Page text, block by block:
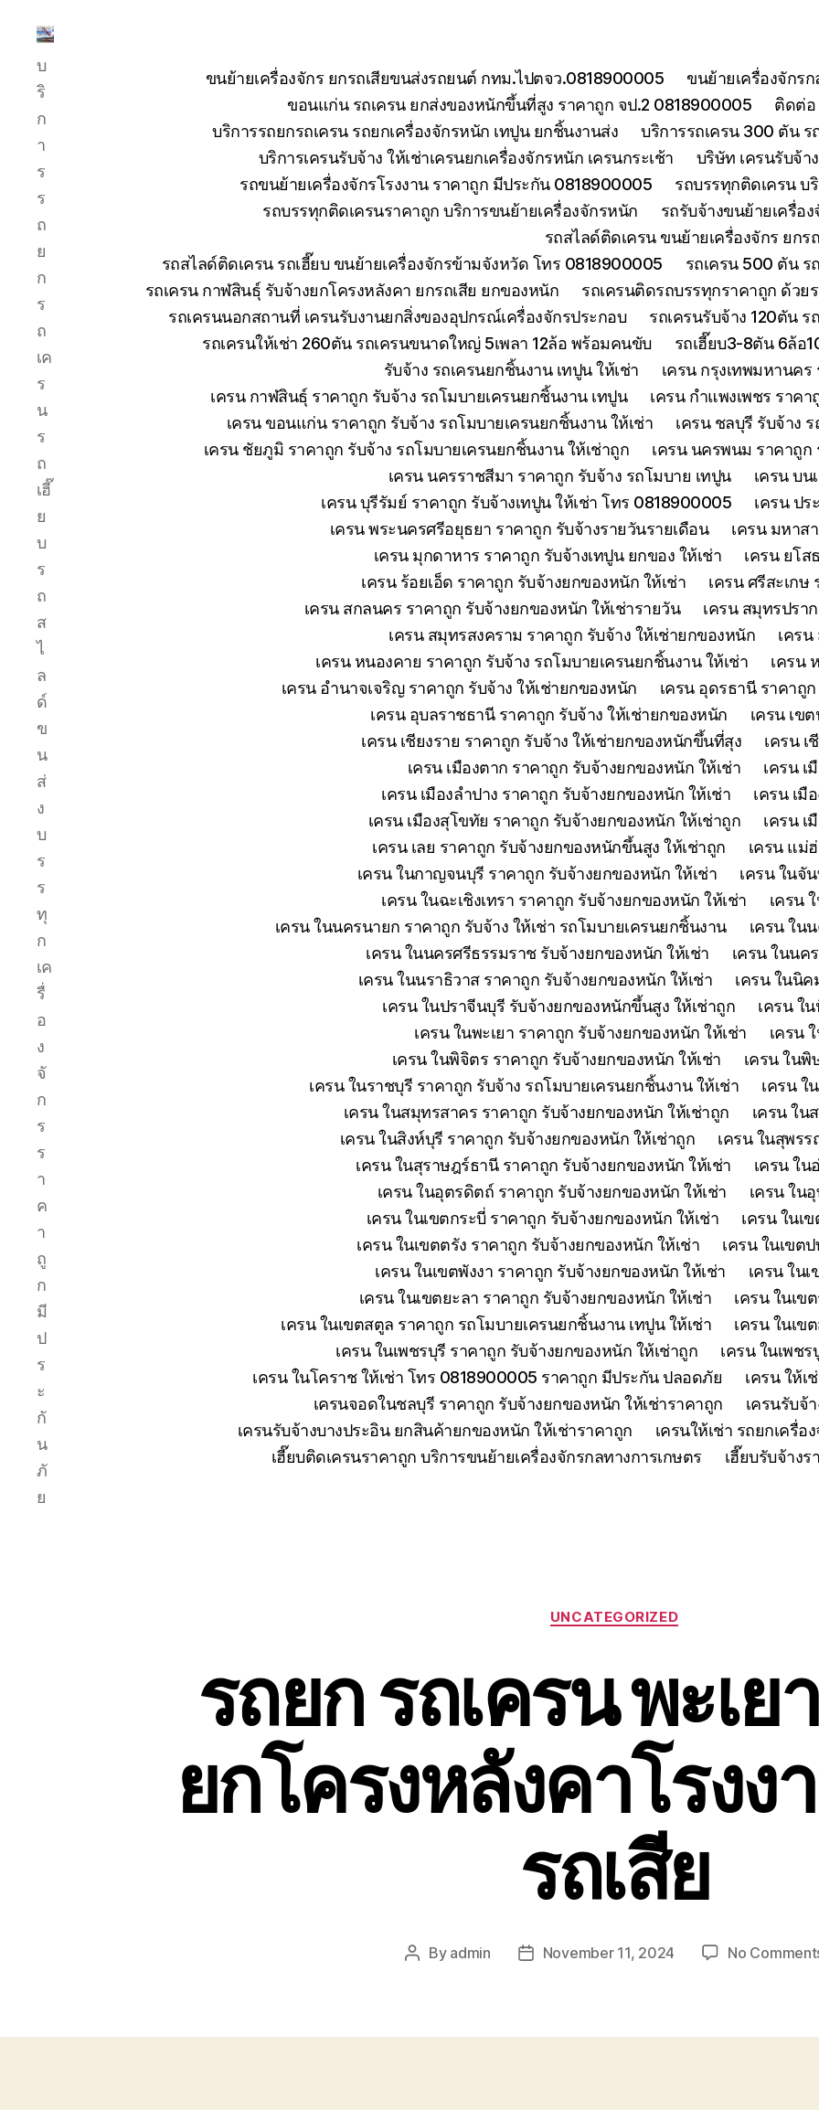
รถ
ยก
รถ
รถ
เฮี๊ยบ
รถ
ขนส่ง
เครื่องจักร
โทร
บ
ริ
ก
า
ร
ร
ถ
ย
ก
ร
ถ
เค
ร
น
ร
ถ
เฮี๊
ย
บ
ร
ถ
ส
ไ
ล
ด์
ข
น
ส่
ง
บ
ร
ร
ทุ
ก
เค
รื่
อ
ง
จั
ก
ร
ร
า
ค
า
ถู
ก
มี
ป
ร
ะ
กั
น
ภั
ย
ขนย้ายเครื่องจักร ยกรถเสียขนส่งรถยนต์ กทม.ไปตจว.0818900005
ขนย้ายเครื่องจักร
ขอนแก่น รถเครน ยกส่งของหนักขึ้นที่สูง ราคาถูก จป.2 0818900005
ติดต่อ
บริการรถยกรถเครน รถยกเครื่องจักรหนัก เทปูน ยกชิ้นงานส่ง
บริการรถเครน 300 ตัน ร
บริการเครนรับจ้าง ให้เช่าเครนยกเครื่องจักรหนัก เครนกระเช้า
บริษัท เครนรับจ้า
รถขนย้ายเครื่องจักรโรงงาน ราคาถูก มีประกัน 0818900005
รถบรรทุกติดเครน บ
รถบรรทุกติดเครนราคาถูก บริการขนย้ายเครื่องจักรหนัก
รถรับจ้างขนย้ายเครื่อ
รถสไลด์ติดเครน ขนย้ายเครื่องจักร ยก
รถสไลด์ติดเครน รถเฮี๊ยบ ขนย้ายเครื่องจักรข้ามจังหวัด โทร 0818900005
รถเครน 500 ตัน ร
รถเครน กาฬสินธุ์ รับจ้างยกโครงหลังคา ยกรถเสีย ยกของหนัก
รถเครนติดรถบรรทุกราคาถูก ด้ว
รถเครนนอกสถานที่ เครนรับงานยกสิ่งของอุปกรณ์เครื่องจักรประกอบ
รถเครนรับจ้าง 120ตัน
รถเครนให้เช่า 260ตัน รถเครนขนาดใหญ่ 5เพลา 12ล้อ พร้อมคนขับ
รถเฮี๊ยบ3-8ตัน 6ล้อ
รับจ้าง รถเครนยกชิ้นงาน เทปูน ให้เช่า
เครน กรุงเทพมหานคร
เครน กาฬสินธุ์ ราคาถูก รับจ้าง รถโมบายเครนยกชิ้นงาน เทปูน
เครน กำแพงเพชร ราค
เครน ขอนแก่น ราคาถูก รับจ้าง รถโมบายเครนยกชิ้นงาน ให้เช่า
เครน ชลบุรี รับจ้าง
เครน ชัยภูมิ ราคาถูก รับจ้าง รถโมบายเครนยกชิ้นงาน ให้เช่าถูก
เครน นครพนม ราคาถูก
เครน นครราชสีมา ราคาถูก รับจ้าง รถโมบาย เทปูน
เครน บน
เครน บุรีรัมย์ ราคาถูก รับจ้างเทปูน ให้เช่า โทร 0818900005
เครน ปร
เครน พระนครศรีอยุธยา ราคาถูก รับจ้างรายวันรายเดือน
เครน มหาส
เครน มุกดาหาร ราคาถูก รับจ้างเทปูน ยกของ ให้เช่า
เครน ยโส
เครน ร้อยเอ็ด ราคาถูก รับจ้างยกของหนัก ให้เช่า
เครน ศรีสะเกษ
เครน สกลนคร ราคาถูก รับจ้างยกของหนัก ให้เช่ารายวัน
เครน สมุทรปรา
เครน สมุทรสงคราม ราคาถูก รับจ้าง ให้เช่ายกของหนัก
เครน
เครน หนองคาย ราคาถูก รับจ้าง รถโมบายเครนยกชิ้นงาน ให้เช่า
เครน
เครน อำนาจเจริญ ราคาถูก รับจ้าง ให้เช่ายกของหนัก
เครน อุดรธานี ราคาถู
เครน อุบลราชธานี ราคาถูก รับจ้าง ให้เช่ายกของหนัก
เครน เข
เครน เชียงราย ราคาถูก รับจ้าง ให้เช่ายกของหนักขึ้นที่สุง
เครน เ
เครน เมืองตาก ราคาถูก รับจ้างยกของหนัก ให้เช่า
เครน เ
เครน เมืองลำปาง ราคาถูก รับจ้างยกของหนัก ให้เช่า
เครน เมื
เครน เมืองสุโขทัย ราคาถูก รับจ้างยกของหนัก ให้เช่าถูก
เครน เ
เครน เลย ราคาถูก รับจ้างยกของหนักขึ้นสูง ให้เช่าถูก
เครน แม่
เครน ในกาญจนบุรี ราคาถูก รับจ้างยกของหนัก ให้เช่า
เครน ในจั
เครน ในฉะเชิงเทรา ราคาถูก รับจ้างยกของหนัก ให้เช่า
เครน
เครน ในนครนายก ราคาถูก รับจ้าง ให้เช่า รถโมบายเครนยกชิ้นงาน
เครน ใน
เครน ในนครศรีธรรมราช รับจ้างยกของหนัก ให้เช่า
เครน ในนค
เครน ในนราธิวาส ราคาถูก รับจ้างยกของหนัก ให้เช่า
เครน ในนิค
เครน ในปราจีนบุรี รับจ้างยกของหนักขึ้นสูง ให้เช่าถูก
เครน ใ
เครน ในพะเยา ราคาถูก รับจ้างยกของหนัก ให้เช่า
เครน
เครน ในพิจิตร ราคาถูก รับจ้างยกของหนัก ให้เช่า
เครน ใน
เครน ในราชบุรี ราคาถูก รับจ้าง รถโมบายเครนยกชิ้นงาน ให้เช่า
เครน ใ
เครน ในสมุทรสาคร ราคาถูก รับจ้างยกของหนัก ให้เช่าถูก
เครน ใน
เครน ในสิงห์บุรี ราคาถูก รับจ้างยกของหนัก ให้เช่าถูก
เครน ในสุพร
เครน ในสุราษฎร์ธานี ราคาถูก รับจ้างยกของหนัก ให้เช่า
เครน ใน
เครน ในอุตรดิตถ์ ราคาถูก รับจ้างยกของหนัก ให้เช่า
เครน ใน
เครน ในเขตกระบี่ ราคาถูก รับจ้างยกของหนัก ให้เช่า
เครน ในเ
เครน ในเขตตรัง ราคาถูก รับจ้างยกของหนัก ให้เช่า
เครน ในเขต
เครน ในเขตพังงา ราคาถูก รับจ้างยกของหนัก ให้เช่า
เครน ใน
เครน ในเขตยะลา ราคาถูก รับจ้างยกของหนัก ให้เช่า
เครน ในเข
เครน ในเขตสตูล ราคาถูก รถโมบายเครนยกชิ้นงาน เทปูน ให้เช่า
เครน ในเข
เครน ในเพชรบุรี ราคาถูก รับจ้างยกของหนัก ให้เช่าถูก
เครน ในเพช
เครน ในโคราช ให้เช่า โทร 0818900005 ราคาถูก มีประกัน ปลอดภัย
เครน ให้เ
เครนจอดในชลบุรี ราคาถูก รับจ้างยกของหนัก ให้เช่าราคาถูก
เครนรับจ้
เครนรับจ้างบางประอิน ยกสินค้ายกของหนัก ให้เช่าราคาถูก
เครนให้เช่า รถยกเครื่
เฮี๊ยบติดเครนราคาถูก บริการขนย้ายเครื่องจักรกลทางการเกษตร
เฮี๊ยบรับจ้าง
Categories
UNCATEGORIZED
รถยก รถเครน พะเย
ยกโครงหลังคาโรงง
รถเสีย
Post
By admin
PostNovember 11, 2024 No